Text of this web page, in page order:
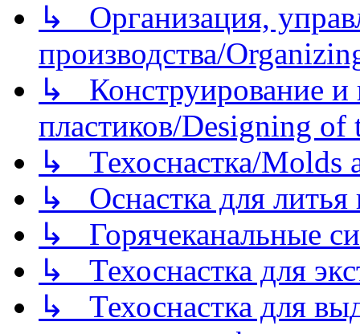
↳ Организация,
производства/
↳ Конструирование и
пластиков/Designing of
↳ Техоснастка/Molds
↳ Оснастка для литья
↳ Горячеканальные
↳ Техоснастка для
↳ Техоснастка для